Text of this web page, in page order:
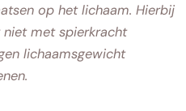
op het lichaam. Hierbij
met spierkracht
lichaamsgewicht